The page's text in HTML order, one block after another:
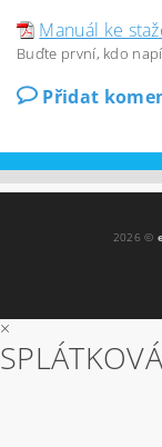
Manuál ke
Buďte první, kdo
Přidat
2026 ©
×